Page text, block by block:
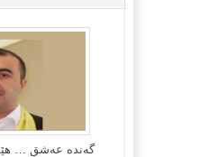
گه‌نده‌ عه‌شق …